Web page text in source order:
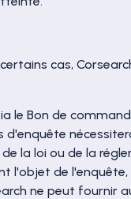
cas,
le Bon de
d'enquête
la loi ou de la
l'objet de
ne peut fournir